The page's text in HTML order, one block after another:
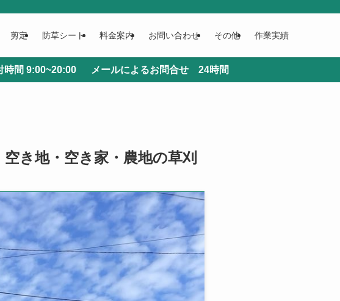
剪定 防草シート 料金案内 お問い合わせ その他 作業実績
によるお問合せ 24時間
き地・空き家・農地の草刈